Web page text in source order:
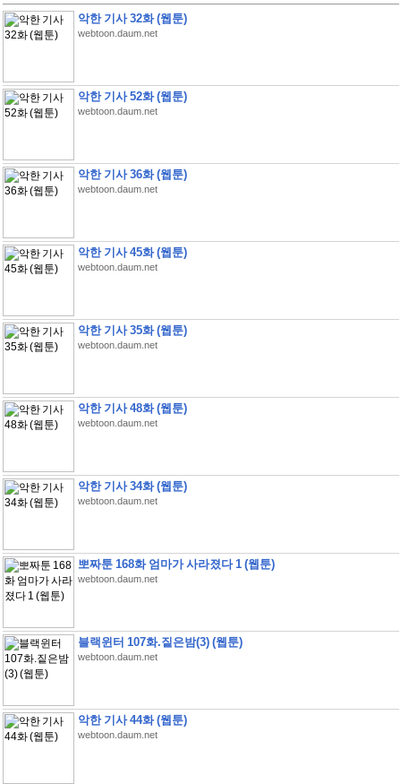
악한 기사 32화 (웹툰)
webtoon.daum.net
악한 기사 52화 (웹툰)
webtoon.daum.net
악한 기사 36화 (웹툰)
webtoon.daum.net
악한 기사 45화 (웹툰)
webtoon.daum.net
악한 기사 35화 (웹툰)
webtoon.daum.net
악한 기사 48화 (웹툰)
webtoon.daum.net
악한 기사 34화 (웹툰)
webtoon.daum.net
뽀짜툰 168화 엄마가 사라졌다 1 (웹툰)
webtoon.daum.net
블랙윈터 107화.짙은밤(3) (웹툰)
webtoon.daum.net
악한 기사 44화 (웹툰)
webtoon.daum.net